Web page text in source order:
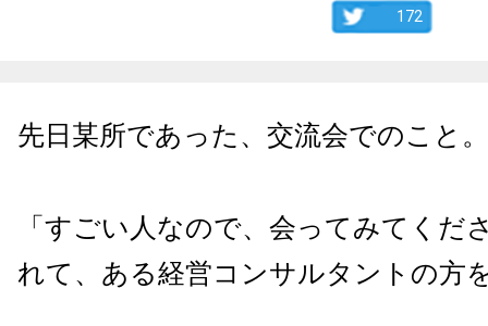
172
先日某所であった、交流会でのこと。
「すごい人なので、会ってみてくだ
れて、ある経営コンサルタントの方